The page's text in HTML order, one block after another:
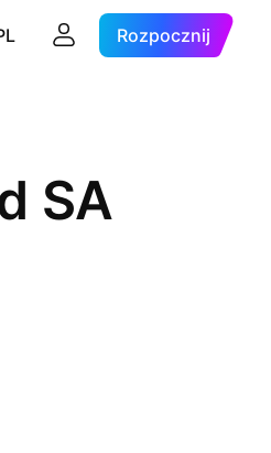
Rozpocznij
SA